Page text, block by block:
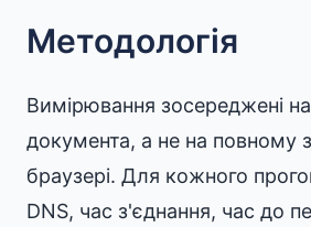
Методологія
Вимірювання зосереджені на
документа, а не на повному
браузері. Для кожного
DNS, час з'єднання, час до